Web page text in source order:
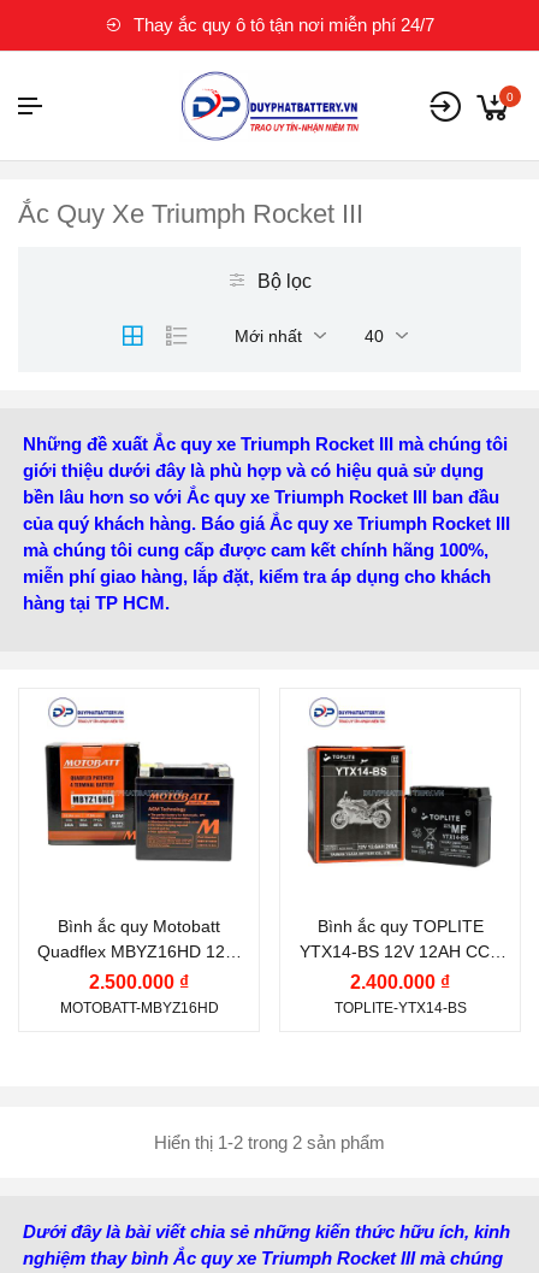
Thay ắc quy ô tô tận nơi miễn phí 24/7
0
Ắc Quy Xe Triumph Rocket III
Bộ lọc
Mới nhất 40
Những đề xuất Ắc quy xe Triumph Rocket III mà chúng tôi
giới thiệu dưới đây là phù hợp và có hiệu quả sử dụng
bền lâu hơn so với Ắc quy xe Triumph Rocket III ban đầu
của quý khách hàng. Báo giá Ắc quy xe Triumph Rocket III
mà chúng tôi cung cấp được cam kết chính hãng 100%,
miễn phí giao hàng, lắp đặt, kiểm tra áp dụng cho khách
hàng tại TP HCM.
Thương hiệu ắc quy:
MOTOBATT
Điện thế (V):12 V
Dòng khởi động CCA
Công nghệ: AGM
Dung lượng (Ah):16.5
Bình ắc quy Motobatt
Quadflex MBYZ16HD 12V-
16.5Ah CCA 240A
2.500.000 ₫
MOTOBATT-MBYZ16HD
Thương hiệu ắc quy:
TOPLITE
Điện thế (V):12 V
Dung lượng (Ah):12 Ah
200 A
Công nghệ:AGM
(Absorbent Glass Mat)
Bình ắc quy TOPLITE
YTX14-BS 12V 12AH CCA
200A
2.400.000 ₫
TOPLITE-YTX14-BS
Hiển thị 1-2 trong 2 sản phẩm
Dưới đây là bài viết chia sẻ những kiến thức hữu ích, kinh
nghiệm thay bình Ắc quy xe Triumph Rocket III mà chúng